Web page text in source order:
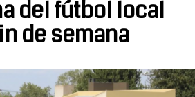
del fútbol local
de semana